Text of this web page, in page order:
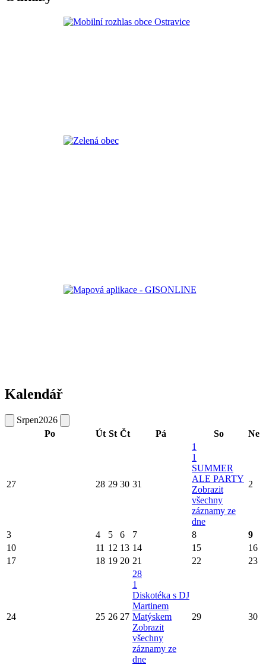
Kalendář
Srpen2026
Po
Út St Čt Pá So Ne
27 28 29 30 31
1
1
SUMMER
ALE PARTY
Zobrazit
všechny
záznamy ze
dne
2
3 4 5 6 7 8
9
10
11 12 13 14 15
16
17
18 19 20 21 22 23
24 25 26 27
28
1
Diskotéka s DJ
Martinem
Matýskem
Zobrazit
všechny
záznamy ze
dne
29 30